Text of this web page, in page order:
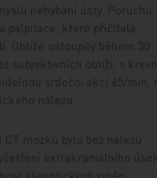
nehýbání ústy. Poruchu
palpitace, které přičítala
Obtíže ustoupily během 30
subjektivních obtíží, s
srdeční akcí 65/min,
nálezu.
mozku bylo bez nálezu
extrakraniálního